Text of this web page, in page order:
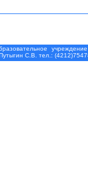
С.В. тел.: